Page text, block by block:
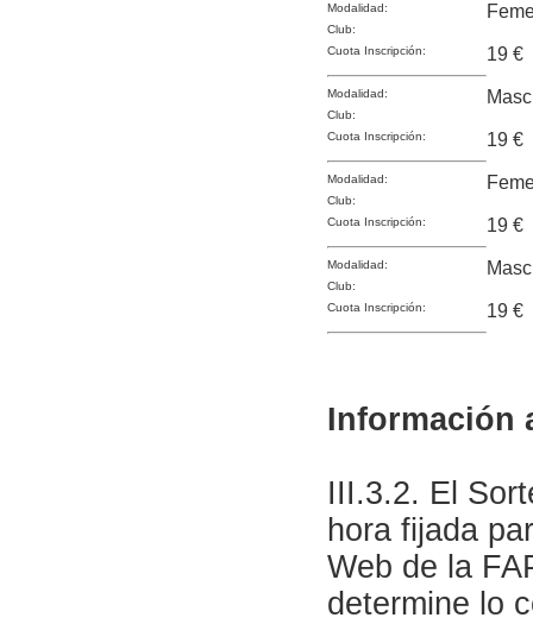
Modalidad:
Club:
Cuota Inscripción:
19 €
Modalidad:
Club:
Cuota Inscripción:
19 €
Modalidad:
Club:
Cuota Inscripción:
19 €
Modalidad:
Club:
Cuota Inscripción:
19 €
Información
III.3.2. El
hora fijada
Web de la
determine lo